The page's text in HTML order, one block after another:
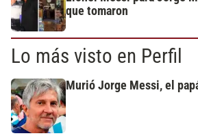
que tomaron
Lo más visto en Perfil
Murió Jorge Messi, el